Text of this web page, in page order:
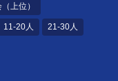
上位）
11-20人 21-30人